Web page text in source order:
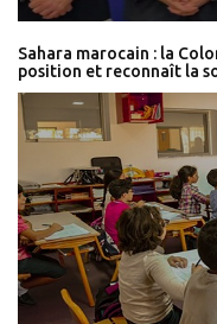
Sahara marocain : la
position et reconnaît la